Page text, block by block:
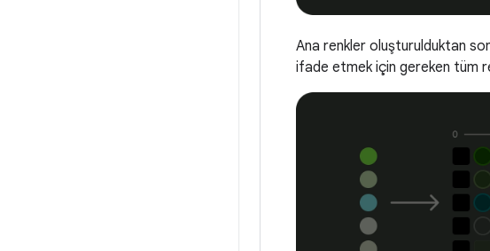
Ana renkler oluşturulduktan
ifade etmek için gereken tüm